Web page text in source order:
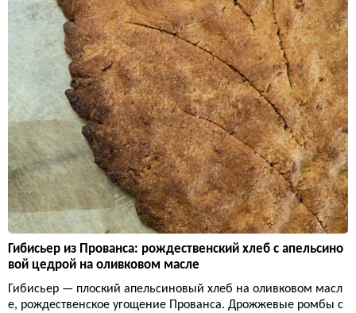
Гибисьер из Прованса: рождественский хлеб с апельсино
вой цедрой на оливковом масле
Гибисьер — плоский апельсиновый хлеб на оливковом масл
е, рождественское угощение Прованса. Дрожжевые ромбы с